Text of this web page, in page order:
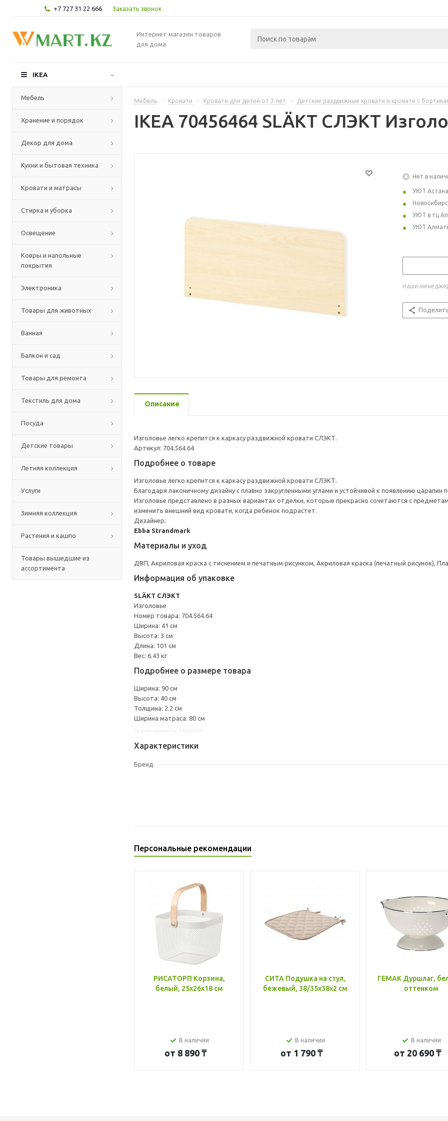
+7 727 31 22 666 Заказать звонок
Интернет магазин товаров
для дома
IKEA
Мебель
Хранение и порядок
Декор для дома
Кухни и бытовая техника
Кровати и матрасы
Стирка и уборка
Освещение
Ковры и напольные
покрытия
Электроника
Товары для животных
Ванная
Балкон и сад
Товары для ремонта
Текстиль для дома
Посуда
Детские товары
Летняя коллекция
Услуги
Зимняя коллекция
Растения и кашпо
Товары вышедшие из
ассортимента
Мебель - Кровати - Кровати для детей от 3 лет - Детские раздвижные кровати и кровати с
IKEA 70456464 SLÄKT СЛЭКТ
Нет в
УЮТ Астана
УЮТ в тц
УЮТ
Наши
Описание
Изголовье легко крепится к каркасу раздвижной кровати СЛЭКТ.
Артикул: 704.564.64
Подробнее о товаре
Изголовье легко крепится к каркасу раздвижной кровати СЛЭКТ.
Благодаря лаконичному дизайну с плавно закругленными углами и устойчивой к появлению
Изголовье представлено в разных вариантах отделки, которые прекрасно сочетаются с
изменить внешний вид кровати, когда ребенок подрастет.
Дизайнер:
Ebba Strandmark
Материалы и уход
ДВП, Акриловая краска с тиснением и печатным рисунком, Акриловая краска (печатный рисунок),
Информация об упаковке
SLÄKT СЛЭКТ
Изголовье
Номер товара: 704.564.64
Ширина: 41 см
Высота: 3 см
Длина: 101 см
Вес: 6.43 кг
Подробнее о размере товара
Ширина: 90 см
Высота: 40 см
Толщина: 2.2 см
Ширина матраса: 80 см
Характеристики
Бренд
Персональные рекомендации
РИСАТОРП Корзина,
белый, 25x26x18 см
В наличии
от 8 890 ₸
СИТА Подушка на стул,
бежевый, 38/35x38x2 см
В наличии
от 1 790 ₸
ГЕМАК Дуршлаг,
оттенком
В наличии
от 20 690 ₸